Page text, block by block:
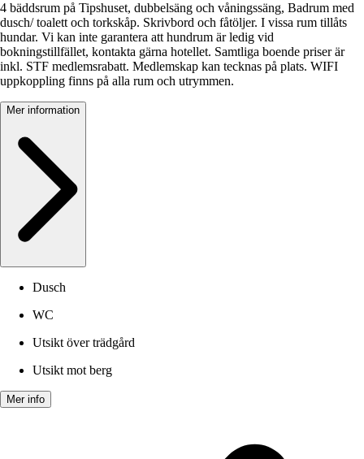
4 bäddsrum på Tipshuset, dubbelsäng och våningssäng, Badrum med
dusch/ toalett och torkskåp. Skrivbord och fåtöljer. I vissa rum tillåts
hundar. Vi kan inte garantera att hundrum är ledig vid
bokningstillfället, kontakta gärna hotellet. Samtliga boende priser är
inkl. STF medlemsrabatt. Medlemskap kan tecknas på plats. WIFI
uppkoppling finns på alla rum och utrymmen.
Mer information
Dusch
WC
Utsikt över trädgård
Utsikt mot berg
Mer info